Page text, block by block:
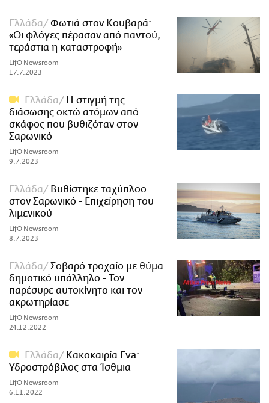
Ελλάδα
Φωτιά στον Κουβαρά:
«Οι φλόγες πέρασαν από παντού,
τεράστια η καταστροφή»
LifO Newsroom
17.7.2023
Ελλάδα
Η στιγμή της
διάσωσης οκτώ ατόμων από
σκάφος που βυθιζόταν στον
Σαρωνικό
LifO Newsroom
9.7.2023
Ελλάδα
Βυθίστηκε ταχύπλοο
στον Σαρωνικό - Επιχείρηση του
λιμενικού
LifO Newsroom
8.7.2023
Ελλάδα
Σοβαρό τροχαίο με θύμα
δημοτικό υπάλληλο - Τον
παρέσυρε αυτοκίνητο και τον
ακρωτηρίασε
LifO Newsroom
24.12.2022
Ελλάδα
Κακοκαιρία Eva:
Υδροστρόβιλος στα Ίσθμια
LifO Newsroom
6.11.2022